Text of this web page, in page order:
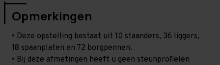
Opmerkingen
• Deze opstelling bestaat uit 10 staanders, 36 liggers,
18 spaanplaten en 72 borgpennen.
• Bij deze afmetingen heeft u geen steunprofielen